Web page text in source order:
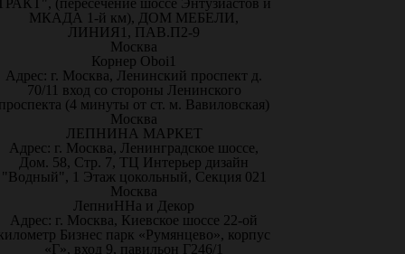
(пересечение шоссе Энтузиастов и
МКАДА 1-й км), ДОМ МЕБЕЛИ,
ЛИНИЯ1, ПАВ.П2-9
Москва
Корнер Oboi1
Адрес: г. Москва, Ленинский проспект д.
70/11 вход со стороны Ленинского
(4 минуты от ст. м. Вавиловская)
Москва
ЛЕПНИНА МАРКЕТ
Адрес: г. Москва, Ленинградское шоссе,
Дом. 58, Стр. 7, ТЦ Интерьер дизайн
"Водный", 1 Этаж цокольный, Секция 021
Москва
ЛепниННа и Декор
Адрес: г. Москва, Киевское шоссе 22-ой
Бизнес парк «Румянцево», корпус
«Г», вход 9, павильон Г246/1